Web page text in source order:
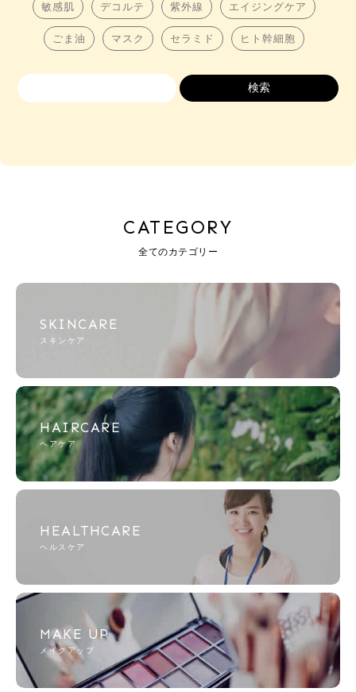
敏感肌 デコルテ 紫外線 エイジングケア
ごま油 マスク セラミド ヒト幹細胞
CATEGORY
全てのカテゴリー
SKINCARE
スキンケア
HAIRCARE
ヘアケア
HEALTHCARE
ヘルスケア
MAKE UP
メイクアップ